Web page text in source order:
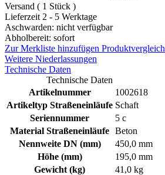
Versand ( 1 Stück )
Lieferzeit 2 - 5 Werktage
Aschwarden: nicht verfügbar
Abholbereit: sofort
Zur Merkliste hinzufügen Produktvergleich
Weitere Niederlassungen
Technische Daten
Technische Daten
Artikelnummer
1002618
Artikeltyp Straßeneinläufe Schaft
Seriennummer
5 c
Material Straßeneinläufe Beton
Nennweite DN (mm)
450,0 mm
Höhe (mm)
195,0 mm
Gewicht (kg)
41,0 kg